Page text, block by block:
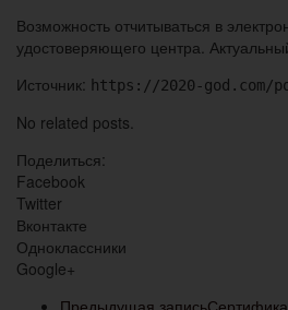
Возможность отчитываться в
удостоверяющего центра.
Источник: https://2020-god.com/
No related posts.
Поделиться:
Facebook
Twitter
Вконтакте
Одноклассники
Google+
Предыдущая запись